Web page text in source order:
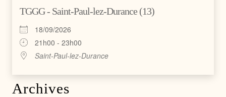
TGGG - Saint-Paul-lez-Durance (13)
18/09/2026
21h00 - 23h00
Saint-Paul-lez-Durance
Archives